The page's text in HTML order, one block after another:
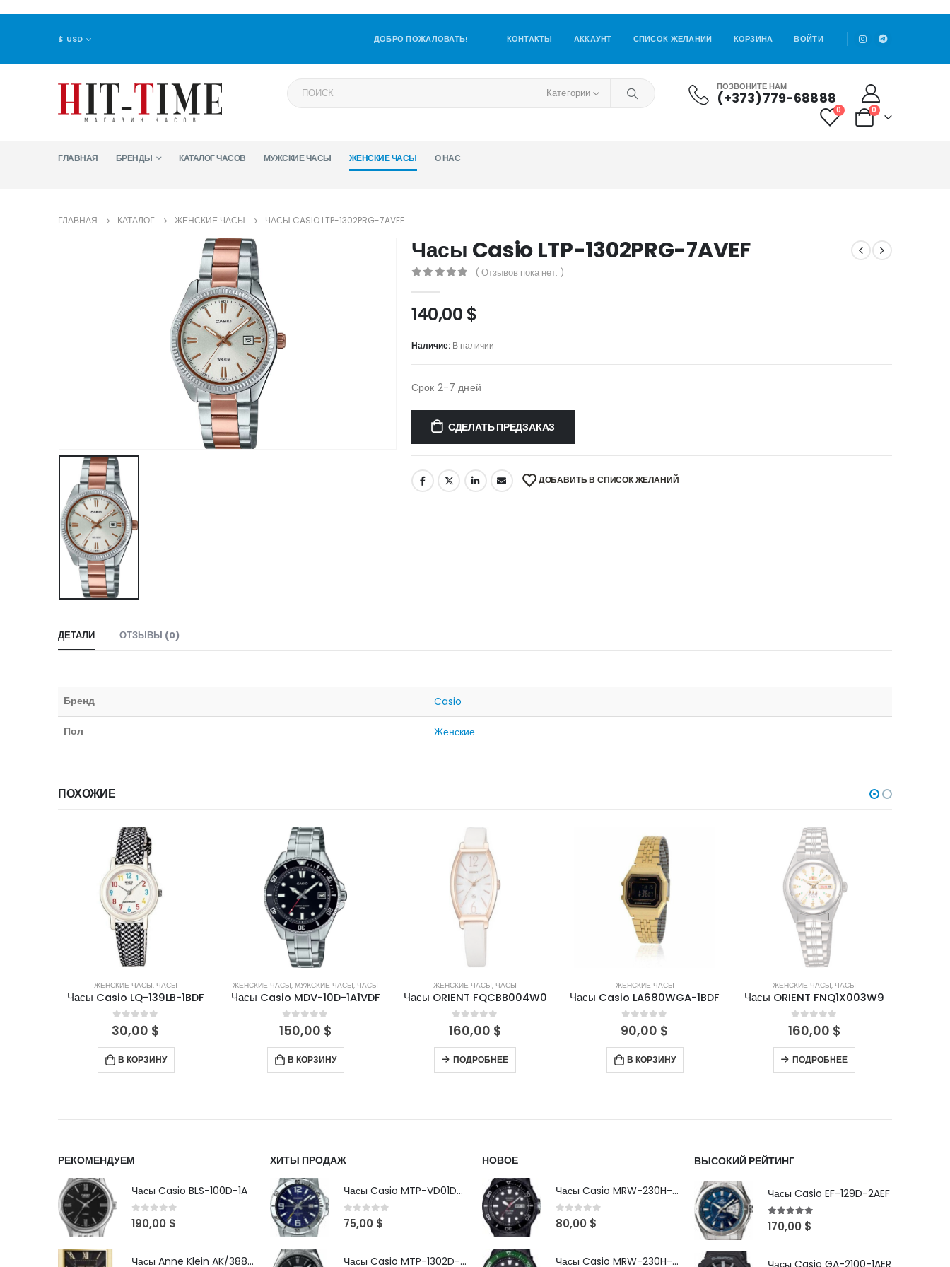
$ USD ДОБРО ПОЖАЛОВАТЬ! КОНТАКТЫ АККАУНТ СПИСОК ЖЕЛАНИЙ КОРЗИНА ВОЙТИ
Категории ПОЗВОНИТЕ НАМ
(+373)779-68888
0 0
ГЛАВНАЯ БРЕНДЫ КАТАЛОГ ЧАСОВ МУЖСКИЕ ЧАСЫ ЖЕНСКИЕ ЧАСЫ О НАС
ГЛАВНАЯ КАТАЛОГ ЖЕНСКИЕ ЧАСЫ ЧАСЫ CASIO LTP-1302PRG-7AVEF
Часы Casio LTP-1302PRG-7AVEF
( Отзывов пока нет. )
140,00 $
Наличие: В наличии
Срок 2-7 дней
СДЕЛАТЬ ПРЕДЗАКАЗ
ДОБАВИТЬ В СПИСОК ЖЕЛАНИЙ
ДЕТАЛИ ОТЗЫВЫ (0)
Бренд Casio
Пол Женские
ПОХОЖИЕ
ЖЕНСКИЕ ЧАСЫ, ЧАСЫ
Часы Casio LQ-139LB-1BDF
0 out of 5
30,00 $
В КОРЗИНУ
ЖЕНСКИЕ ЧАСЫ, МУЖСКИЕ ЧАСЫ, ЧАСЫ
Часы Casio MDV-10D-1A1VDF
0out of 5
150,00 $
В КОРЗИНУ
НЕТ В НАЛИЧИИ
ЖЕНСКИЕ ЧАСЫ, ЧАСЫ
Часы ORIENT FQCBB004W0
0out of 5
160,00 $
ПОДРОБНЕЕ
ЖЕНСКИЕ ЧАСЫ
Часы Casio LA680WGA-1BDF
0 out of 5
90,00 $
В КОРЗИНУ
НЕТ В НАЛИЧИИ
ЖЕНСКИЕ ЧАСЫ, ЧАСЫ
Часы ORIENT FNQ1X003W9
0out of 5
160,00 $
ПОДРОБНЕЕ
РЕКОМЕНДУЕМ
Часы Casio BLS-100D-1A
0out of 5
190,00 $
Часы Anne Klein AK/3882BKGB
ХИТЫ ПРОДАЖ
Часы Casio MTP-VD01D-2B
0out of 5
75,00 $
Часы Casio MTP-1302D-1A1VDF
НОВОЕ
Часы Casio MRW-230H-1E1VDF
0 out of 5
80,00 $
Часы Casio MRW-230H-1E3VDF
ВЫСОКИЙ РЕЙТИНГ
Часы Casio EF-129D-2AEF
5out of 5
170,00 $
Часы Casio GA-2100-1AER